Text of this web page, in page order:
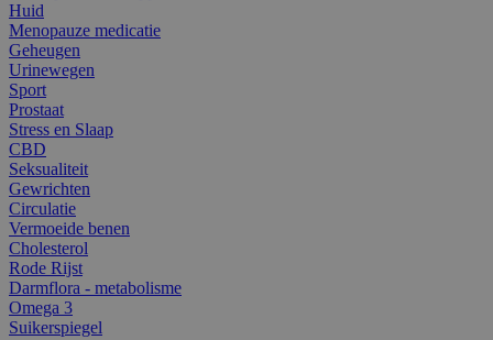
Huid
Menopauze medicatie
Geheugen
Urinewegen
Sport
Prostaat
Stress en Slaap
CBD
Seksualiteit
Gewrichten
Circulatie
Vermoeide benen
Cholesterol
Rode Rijst
Darmflora - metabolisme
Omega 3
Suikerspiegel